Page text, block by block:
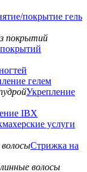
покрытие гель
гелем
Укрепление
IBX
услуги
Стрижка на